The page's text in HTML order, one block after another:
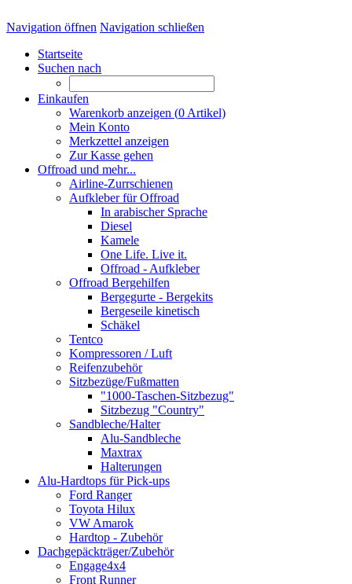
Navigation öffnen Navigation schließen
Startseite
Suchen nach
Einkaufen
Warenkorb anzeigen (0 Artikel)
Mein Konto
Merkzettel anzeigen
Zur Kasse gehen
Offroad und mehr...
Airline-Zurrschienen
Aufkleber für Offroad
In arabischer Sprache
Diesel
Kamele
One Life. Live it.
Offroad - Aufkleber
Offroad Bergehilfen
Bergegurte - Bergekits
Bergeseile kinetisch
Schäkel
Tentco
Kompressoren / Luft
Reifenzubehör
Sitzbezüge/Fußmatten
"1000-Taschen-Sitzbezug"
Sitzbezug "Country"
Sandbleche/Halter
Alu-Sandbleche
Maxtrax
Halterungen
Alu-Hardtops für Pick-ups
Ford Ranger
Toyota Hilux
VW Amarok
Hardtop - Zubehör
Dachgepäckträger/Zubehör
Engage4x4
Front Runner